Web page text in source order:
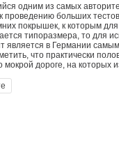
одним из самых
проведению больших
покрышек, к которым
типоразмера, то для
является в Германии
что практически
дороге, на которых